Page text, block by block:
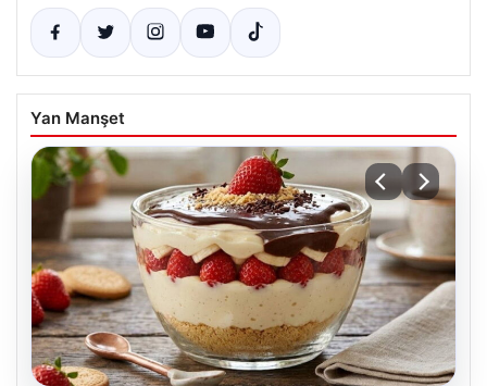
Yan Manşet